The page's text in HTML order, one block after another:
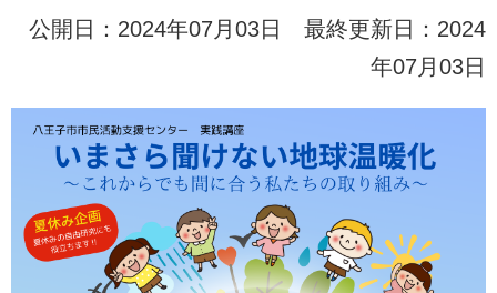
公開日：2024年07月03日 最終更新日：2024
年07月03日